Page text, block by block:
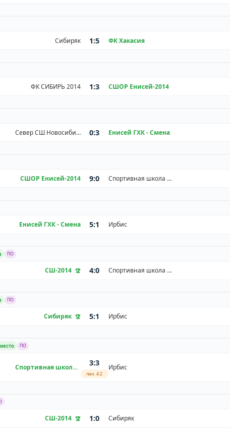
Сибиряк 1:5 ФК Хакасия
ФК СИБИРЬ 2014 1:3 СШОР Енисей-2014
Север СШ Новосибирск 0:3 Енисей ГХК - Смена
СШОР Енисей-2014 9:0 Спортивная школа им. В.Е. Архипова 2014 г.р.
Енисей ГХК - Смена 5:1 Ирбис
ПО
СШ-2014 4:0 Спортивная школа им. В.Е. Архипова 2014 г.р.
ПО
Сибиряк 5:1 Ирбис
ПО
Спортивная школа им. В.Е. Архипова 2014 г.р.
3:3
пен. 4:2
Ирбис
СШ-2014 1:0 Сибиряк